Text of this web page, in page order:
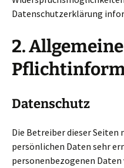
Datenschutzerklärung
2.
Datenschutz
Die Betreiber dieser Seiten
persönlichen Daten sehr
personenbezogenen